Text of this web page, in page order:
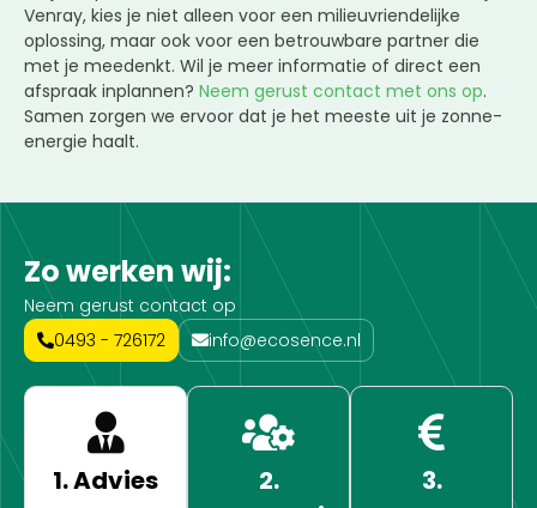
Venray, kies je niet alleen voor een milieuvriendelijke
oplossing, maar ook voor een betrouwbare partner die
met je meedenkt. Wil je meer informatie of direct een
afspraak inplannen? Neem gerust contact met ons op.
Samen zorgen we ervoor dat je het meeste uit je zonne-
energie haalt.
Zo werken wij:
Neem gerust contact op
0493 - 726172
info@ecosence.nl
1. Advies
2.
3.